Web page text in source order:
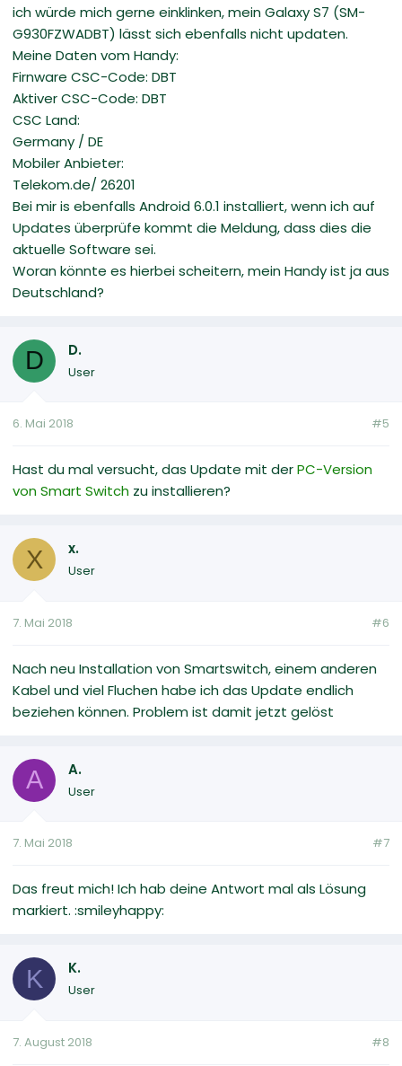
ich würde mich gerne einklinken, mein Galaxy S7 (SM-
G930FZWADBT) lässt sich ebenfalls nicht updaten.
Meine Daten vom Handy:
Firnware CSC-Code: DBT
Aktiver CSC-Code: DBT
CSC Land:
Germany / DE
Mobiler Anbieter:
Telekom.de/ 26201
Bei mir is ebenfalls Android 6.0.1 installiert, wenn ich auf
Updates überprüfe kommt die Meldung, dass dies die
aktuelle Software sei.
Woran könnte es hierbei scheitern, mein Handy ist ja aus
Deutschland?
D D.
User
6. Mai 2018 #5
Hast du mal versucht, das Update mit derPC-Version
von Smart Switch zu installieren?
X x.
User
7. Mai 2018 #6
Nach neu Installation von Smartswitch, einem anderen
Kabel und viel Fluchen habe ich das Update endlich
beziehen können. Problem ist damit jetzt gelöst
A A.
User
7. Mai 2018 #7
Das freut mich! Ich hab deine Antwort mal als Lösung
markiert. :smileyhappy:
K K.
User
7. August 2018 #8